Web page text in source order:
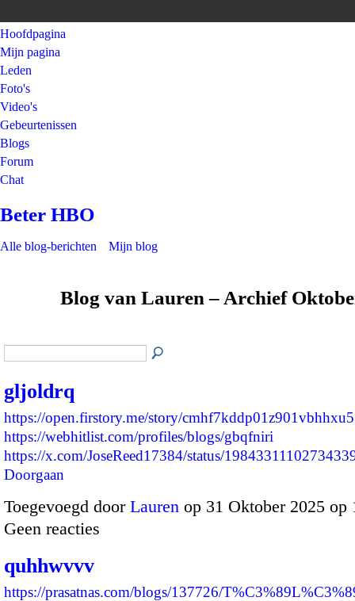
Hoofdpagina
Mijn pagina
Leden
Foto's
Video's
Gebeurtenissen
Blogs
Forum
Chat
Beter HBO
Alle blog-berichten Mijn blog
Blog van Lauren – Archief
gljoldrq
https://open.firstory.me/story/
https://webhitlist.com/profiles/blogs/gbqfniri
https://x.com/JoseReed17384/status/
Doorgaan
Toegevoegd door Lauren op 31 Oktober 2025
Geen reacties
quhhwvvv
https://prasatnas.com/blogs/137726/